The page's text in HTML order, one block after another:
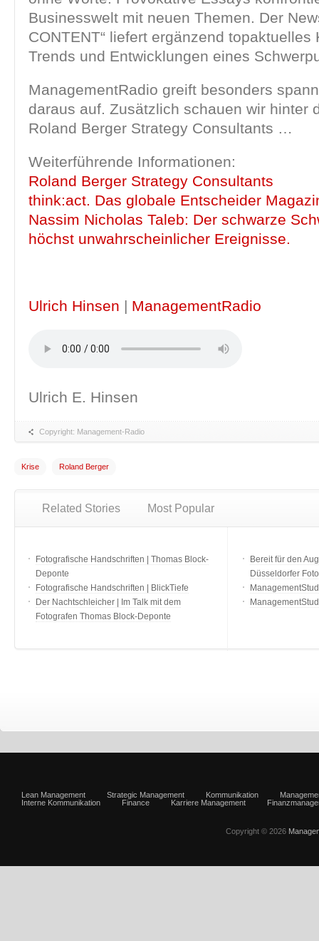
Businesswelt mit neuen Themen. Der
CONTENT“ liefert ergänzend topaktuelles
Trends und Entwicklungen eines
ManagementRadio greift besonders
daraus auf. Zusätzlich schauen wir hinter
Roland Berger Strategy Consultants …
Weiterführende Informationen:
Roland Berger Strategy Consultants
think:act. Das globale Entscheider
Nassim Nicholas Taleb: Der schwarze
höchst unwahrscheinlicher Ereignisse.
Ulrich Hinsen | ManagementRadio
Ulrich E. Hinsen
Copyright: Management-Radio
Krise Roland Berger
Related Stories Most Popular
Fotografische Handschriften | Thomas Block-
Deponte
Fotografische Handschriften | BlickTiefe
Der Nachtschleicher | Im Talk mit dem
Fotografen Thomas Block-Deponte
Bereit für den
Düsseldorfer
Lean Management Strategic Management Kommunikation
Interne Kommunikation
Finance Karriere Management
Copyright © 2026